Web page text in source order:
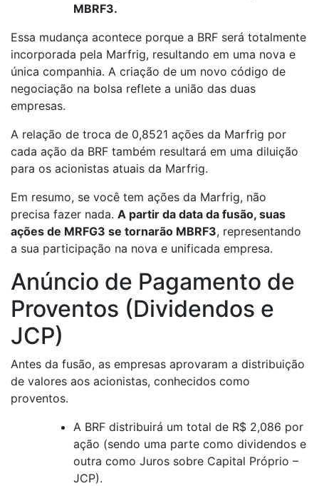
MBRF3.
Essa mudança acontece porque a BRF será totalmente
incorporada pela Marfrig, resultando em uma nova e
única companhia. A criação de um novo código de
negociação na bolsa reflete a união das duas
empresas.
A relação de troca de 0,8521 ações da Marfrig por
cada ação da BRF também resultará em uma diluição
para os acionistas atuais da Marfrig.
Em resumo, se você tem ações da Marfrig, não
precisa fazer nada. A partir da data da fusão, suas
ações de MRFG3 se tornarão MBRF3, representando
a sua participação na nova e unificada empresa.
Anúncio de Pagamento de
Proventos (Dividendos e
JCP)
Antes da fusão, as empresas aprovaram a distribuição
de valores aos acionistas, conhecidos como
proventos.
A BRF distribuirá um total de R$ 2,086 por
ação (sendo uma parte como dividendos e
outra como Juros sobre Capital Próprio –
JCP).